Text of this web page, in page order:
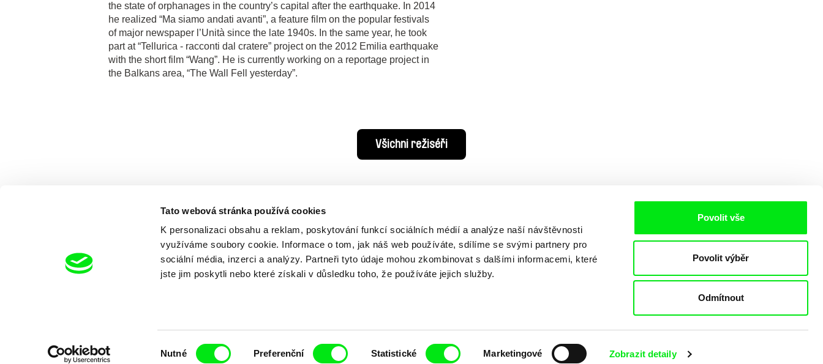
Tato webová stránka používá cookies
K personalizaci obsahu a reklam, poskytování funkcí sociálních médií a analýze naší návštěvnosti
využíváme soubory cookie. Informace o tom, jak náš web používáte, sdílíme se svými partnery pro
sociální média, inzerci a analýzy. Partneři tyto údaje mohou zkombinovat s dalšími informacemi, které
jste jim poskytli nebo které získali v důsledku toho, že používáte jejich služby.
Nutné Preferenční Statistické Marketingové Zobrazit detaily
Povolit vše
Povolit výběr
Odmítnout
the state of orphanages in the country’s capital after the earthquake. In 2014
he realized “Ma siamo andati avanti”, a feature film on the popular festivals
of major newspaper l’Unità since the late 1940s. In the same year, he took
part at “Tellurica - racconti dal cratere” project on the 2012 Emilia earthquake
with the short film “Wang”. He is currently working on a reportage project in
the Balkans area, “The Wall Fell yesterday”.
Všichni režiséři
dokumentární kino